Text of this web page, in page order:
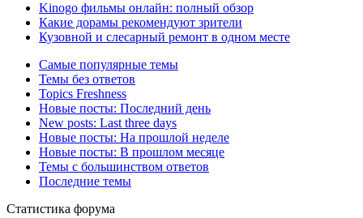
Kinogo фильмы онлайн: полный обзор
Какие дорамы рекомендуют зрители
Кузовной и слесарный ремонт в одном месте
Самые популярные темы
Темы без ответов
Topics Freshness
Новые посты: Последний день
New posts: Last three days
Новые посты: На прошлой неделе
Новые посты: В прошлом месяце
Темы с большинством ответов
Последние темы
Статистика форума